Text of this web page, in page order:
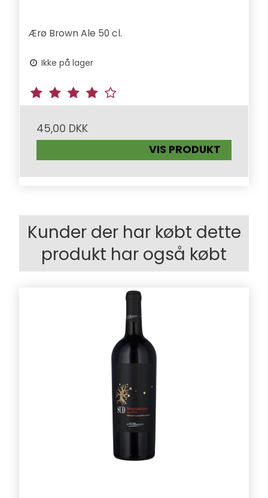
Ærø Brown Ale 50 cl.
Ikke på lager
45,00 DKK
VIS PRODUKT
Kunder der har købt dette
produkt har også købt